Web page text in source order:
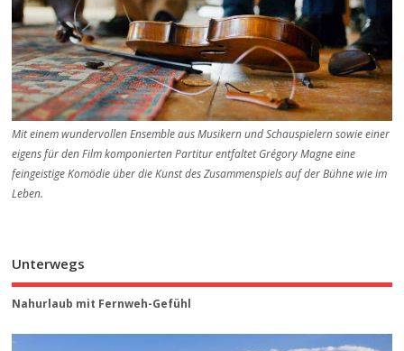
Mit einem wundervollen Ensemble aus Musikern und Schauspielern sowie einer
eigens für den Film komponierten Partitur entfaltet Grégory Magne eine
feingeistige Komödie über die Kunst des Zusammenspiels auf der Bühne wie im
Leben.
Unterwegs
Nahurlaub mit Fernweh-Gefühl